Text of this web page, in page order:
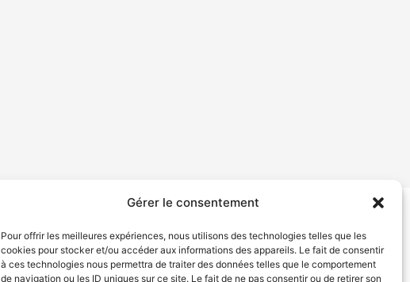
Gérer le consentement
Pour offrir les meilleures expériences, nous utilisons des technologies telles que les
cookies pour stocker et/ou accéder aux informations des appareils. Le fait de consentir
à ces technologies nous permettra de traiter des données telles que le comportement
de navigation ou les ID uniques sur ce site. Le fait de ne pas consentir ou de retirer son
Déclaration de services Politique de confidentialité